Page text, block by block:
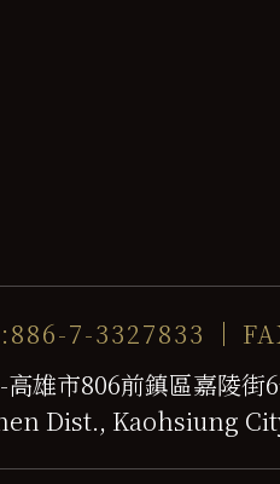
7-3327833
高雄市806前鎮區嘉陵
Dist., Kaohsiung